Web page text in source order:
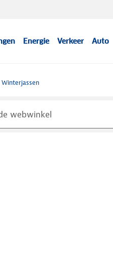
Energie Verkeer Auto
Winterjassen